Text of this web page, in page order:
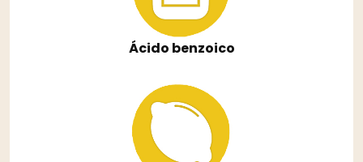
Ácido benzoico